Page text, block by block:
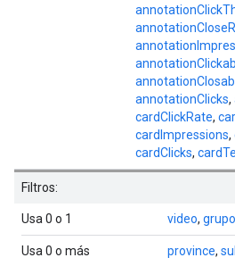
annotationClicks,
cardClickRate,
cardImpressions,
cardClicks,
Filtros:
Usa 0 o 1 video, grupo
Usa 0 o más province,